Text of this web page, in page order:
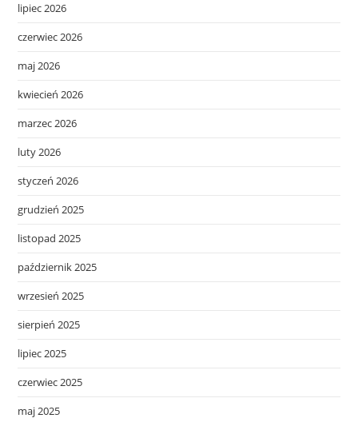
lipiec 2026
czerwiec 2026
maj 2026
kwiecień 2026
marzec 2026
luty 2026
styczeń 2026
grudzień 2025
listopad 2025
październik 2025
wrzesień 2025
sierpień 2025
lipiec 2025
czerwiec 2025
maj 2025